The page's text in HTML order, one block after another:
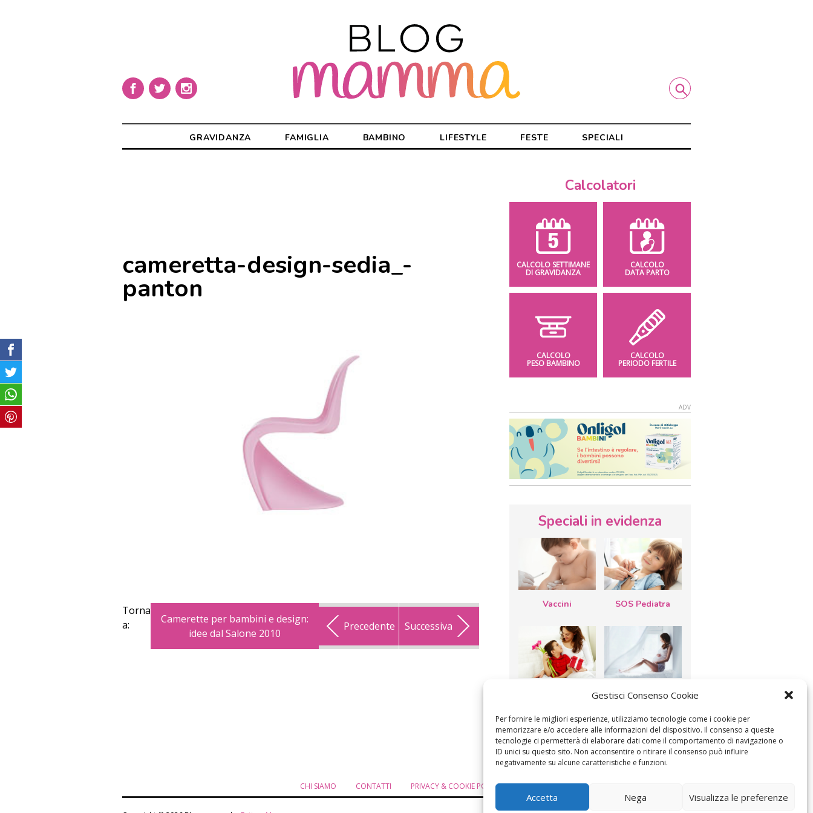
Gestisci Consenso Cookie
Per fornire le migliori esperienze, utilizziamo tecnologie come i cookie per
memorizzare e/o accedere alle informazioni del dispositivo. Il consenso a queste
tecnologie ci permetterà di elaborare dati come il comportamento di navigazione o
ID unici su questo sito. Non acconsentire o ritirare il consenso può influire
negativamente su alcune caratteristiche e funzioni.
Accetta Nega Visualizza le preferenze
GRAVIDANZA FAMIGLIA BAMBINO LIFESTYLE FESTE SPECIALI
cameretta-design-sedia_-
panton
Torna
a:
Camerette per bambini e design:
idee dal Salone 2010
Precedente Successiva
Calcolatori
CALCOLO SETTIMANE
DI GRAVIDANZA
CALCOLO
DATA PARTO
CALCOLO
PESO BAMBINO
CALCOLO
PERIODO FERTILE
Speciali in evidenza
Vaccini SOS Pediatra
mamma: lavoretti,
filastrocche
Le settimane di
gravidanza
CHI SIAMO CONTATTI PRIVACY & COOKIE POLICY MODIFICA IL CONSENSO